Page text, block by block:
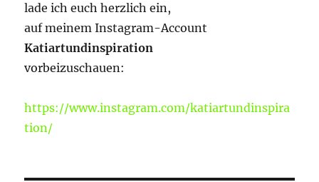
lade ich euch herzlich ein,
auf meinem Instagram-Account
Katiartundinspiration
vorbeizuschauen:
https://www.instagram.com/katiartundinspira
tion/